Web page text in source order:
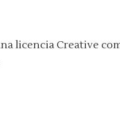
licencia Creative